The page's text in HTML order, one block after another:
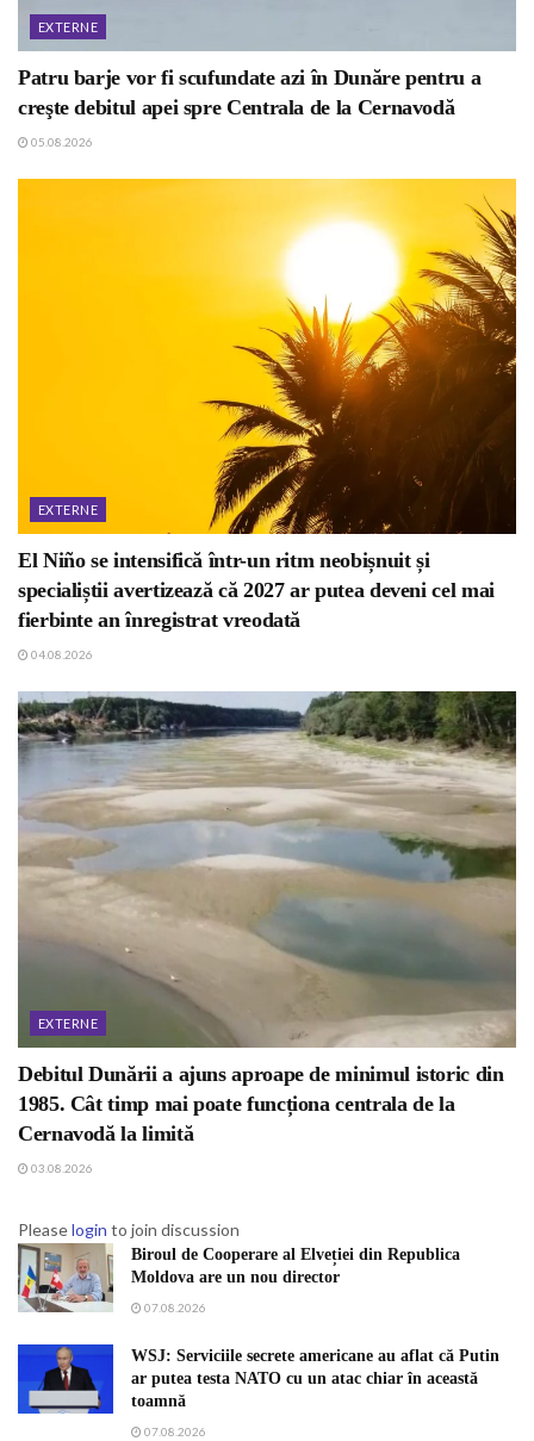
EXTERNE
Patru barje vor fi scufundate azi în Dunăre pentru a
creşte debitul apei spre Centrala de la Cernavodă
05.08.2026
EXTERNE
El Niño se intensifică într-un ritm neobișnuit și
specialiștii avertizează că 2027 ar putea deveni cel mai
fierbinte an înregistrat vreodată
04.08.2026
EXTERNE
Debitul Dunării a ajuns aproape de minimul istoric din
1985. Cât timp mai poate funcționa centrala de la
Cernavodă la limită
03.08.2026
Pleaselogin to join discussion
Biroul de Cooperare al Elveției din Republica
Moldova are un nou director
07.08.2026
WSJ: Serviciile secrete americane au aflat că Putin
ar putea testa NATO cu un atac chiar în această
toamnă
07.08.2026